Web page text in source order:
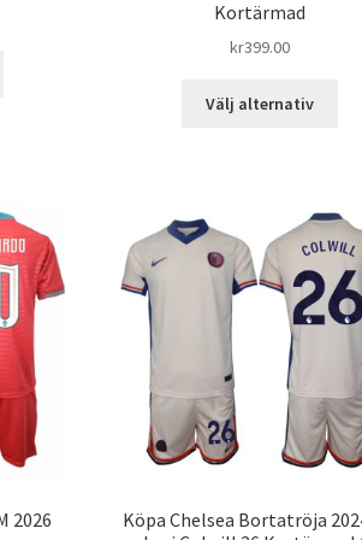
De
olika
alternativen
kan
väljas
produktsidan
Kortärmad
kr399.00
Välj alternativ
De
kan
2026
Köpa Chelsea Bortatröja